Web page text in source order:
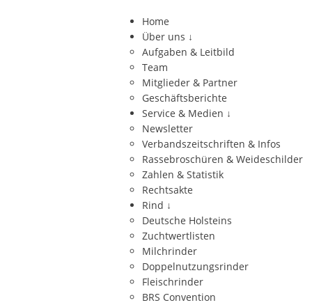
Home
Über uns ↓
Aufgaben & Leitbild
Team
Mitglieder & Partner
Geschäftsberichte
Service & Medien ↓
Newsletter
Verbandszeitschriften & Infos
Rassebroschüren & Weideschilder
Zahlen & Statistik
Rechtsakte
Rind ↓
Deutsche Holsteins
Zuchtwertlisten
Milchrinder
Doppelnutzungsrinder
Fleischrinder
BRS Convention